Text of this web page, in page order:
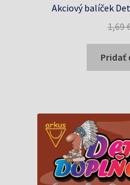
Akciový balíček
1,69
Pridať